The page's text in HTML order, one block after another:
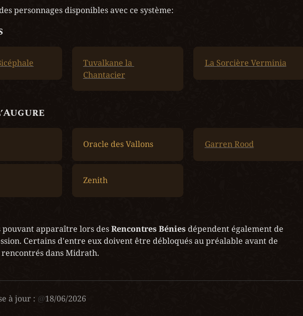
personnages disponibles avec ce système:
Tuvalkane la
Chantacier
La Sorcière Verminia
Oracle des Vallons
Zenith
Garren Rood
pouvant apparaître lors des Rencontres Bénies dépendent également de
Certains d'entre eux doivent être débloqués au préalable avant de
dans Midrath.
à jour : @18/06/2026